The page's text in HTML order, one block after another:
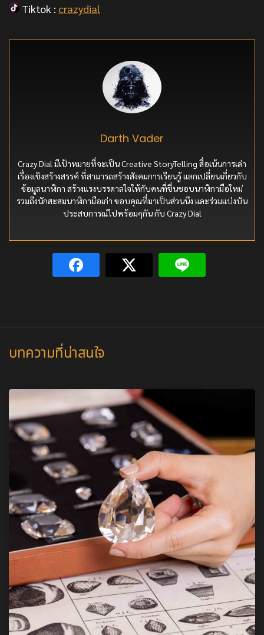
Tiktok : crazydial
Darth Vader
Crazy Dial มีเป้าหมายที่จะเป็น Creative StoryTelling สื่อเน้นการเล่า
เรื่องเชิงสร้างสรรค์ ที่สามารถสร้างสังคมการเรียนรู้ แลกเปลี่ยนเกี่ยวกับ
ข้อมูลนาฬิกา สร้างแรงบรรดาลใจให้กับคนที่ชื่นชอบนาฬิกามือใหม่
รวมถึงนักสะสมนาฬิกามือเก่า ขอบคุณที่มาเป็นส่วนนึง และร่วมแบ่งบัน
ประสบการณ์ไปพร้อมๆกัน กับ Crazy Dial
บทความที่น่าสนใจ